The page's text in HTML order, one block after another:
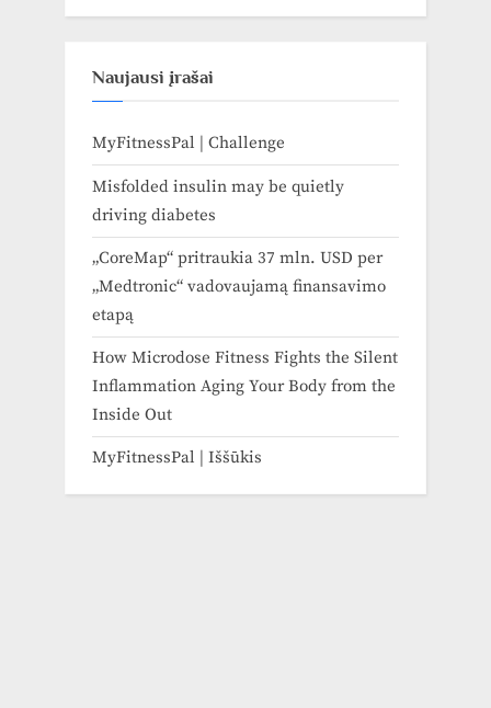
Naujausi įrašai
MyFitnessPal | Challenge
Misfolded insulin may be quietly
driving diabetes
„CoreMap“ pritraukia 37 mln. USD per
„Medtronic“ vadovaujamą finansavimo
etapą
How Microdose Fitness Fights the Silent
Inflammation Aging Your Body from the
Inside Out
MyFitnessPal | Iššūkis